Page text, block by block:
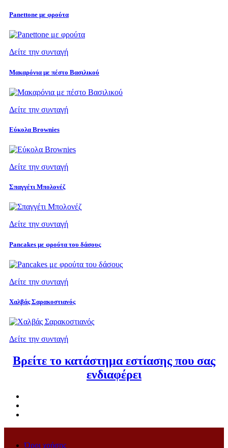
Panettone με φρούτα
Δείτε την συνταγή
Μακαρόνια με πέστο Βασιλικού
Δείτε την συνταγή
Εύκολα Brownies
Δείτε την συνταγή
Σπαγγέτι Μπολονέζ
Δείτε την συνταγή
Pancakes με φρούτα του δάσους
Δείτε την συνταγή
Χαλβάς Σαρακοστιανός
Δείτε την συνταγή
Βρείτε το κατάστημα εστίασης που σας
ενδιαφέρει
Όροι χρήσης